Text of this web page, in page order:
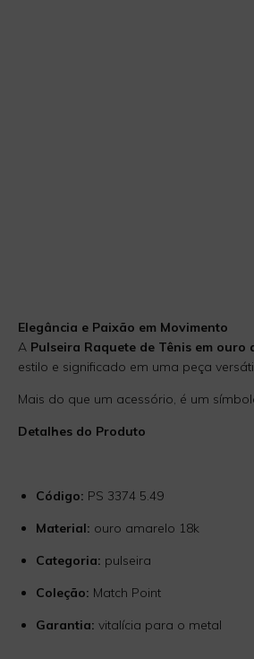
Elegância e Paixão em Movimento
A Pulseira Raquete de Tênis em ouro
estilo e significado em uma peça
Mais do que um acessório, é um
Detalhes do Produto
Código: PS 3374 5.49
Material: ouro amarelo 18k
Categoria: pulseira
Coleção: Match Point
Garantia: vitalícia para o metal